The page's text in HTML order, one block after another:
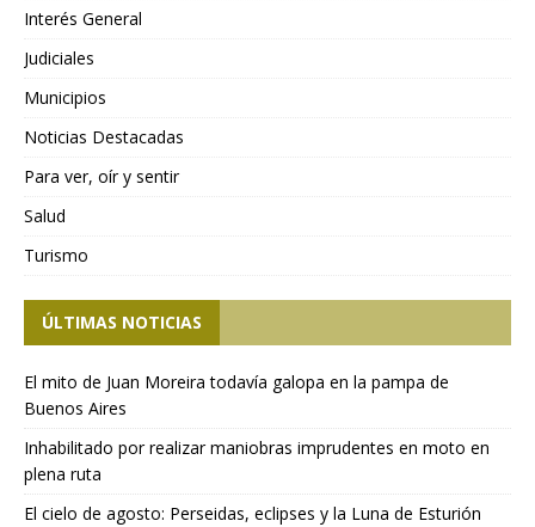
Interés General
Judiciales
Municipios
Noticias Destacadas
Para ver, oír y sentir
Salud
Turismo
ÚLTIMAS NOTICIAS
El mito de Juan Moreira todavía galopa en la pampa de
Buenos Aires
Inhabilitado por realizar maniobras imprudentes en moto en
plena ruta
El cielo de agosto: Perseidas, eclipses y la Luna de Esturión